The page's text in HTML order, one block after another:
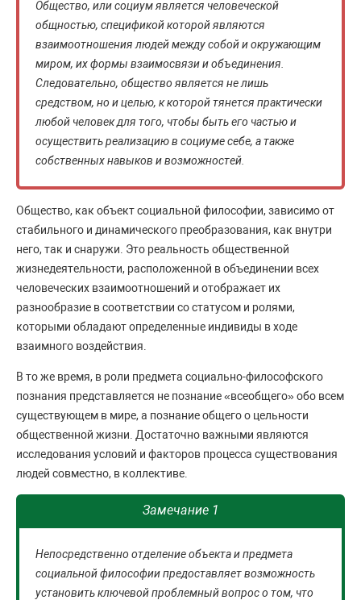
Общество, или социум является человеческой
общностью, спецификой которой являются
взаимоотношения людей между собой и окружающим
миром, их формы взаимосвязи и объединения.
Следовательно, общество является не лишь
средством, но и целью, к которой тянется практически
любой человек для того, чтобы быть его частью и
осуществить реализацию в социуме себе, а также
собственных навыков и возможностей.
Общество, как объект социальной философии, зависимо от
стабильного и динамического преобразования, как внутри
него, так и снаружи. Это реальность общественной
жизнедеятельности, расположенной в объединении всех
человеческих взаимоотношений и отображает их
разнообразие в соответствии со статусом и ролями,
которыми обладают определенные индивиды в ходе
взаимного воздействия.
В то же время, в роли предмета социально-философского
познания представляется не познание «всеобщего» обо всем
существующем в мире, а познание общего о цельности
общественной жизни. Достаточно важными являются
исследования условий и факторов процесса существования
людей совместно, в коллективе.
Замечание 1
Непосредственно отделение объекта и предмета
социальной философии предоставляет возможность
установить ключевой проблемный вопрос о том, что